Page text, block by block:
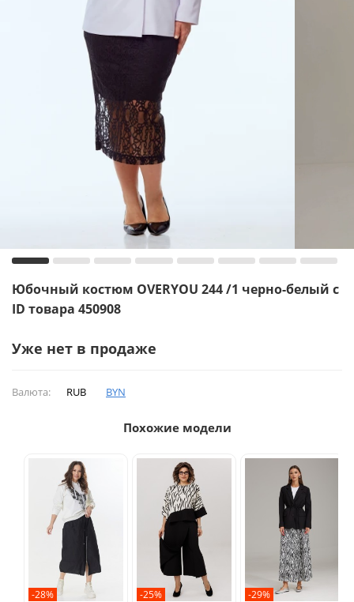
Юбочный костюм OVERYOU 244 /1 черно-белый с
ID товара 450908
Уже нет в продаже
Валюта: RUB BYN
Похожие модели
-28% -25% -29%